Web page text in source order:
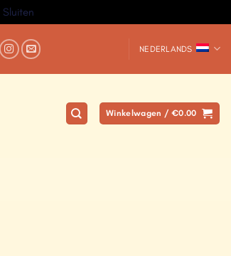
Sluiten
NEDERLANDS
Winkelwagen / €0.00